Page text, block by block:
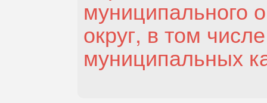
муниципального
округ, в том
муниципальных